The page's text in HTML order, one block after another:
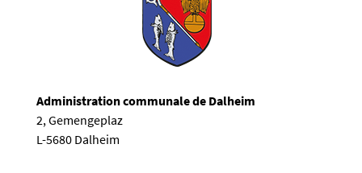
Administration communale de Dalheim
2, Gemengeplaz
L-5680 Dalheim